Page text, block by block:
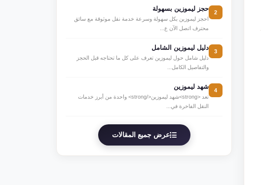
2 حجز ليموزين بسهولة
احجز ليموزين بكل سهولة وسرعة خدمة نقل موثوقة مع سائق
محترف اتصل الآن ع...
3 دليل ليموزين الشامل
دليل شامل حول ليموزين تعرف على كل ما تحتاجه قبل الحجز
والتفاصيل الكامل...
4 شهد ليموزين
تعد <strong>شهد ليموزين</strong> واحدة من أبرز خدمات
النقل الفاخرة في...
عرض جميع المقالات